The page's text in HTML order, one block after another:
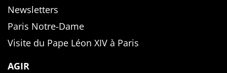
Newsletters
Paris Notre-Dame
Visite du Pape Léon XIV à Paris
AGIR